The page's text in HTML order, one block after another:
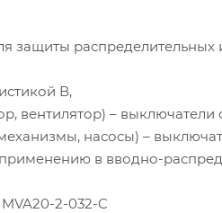
защиты
В,
вентилятор) – выключатели
насосы) –
в вводно-
2-032-C